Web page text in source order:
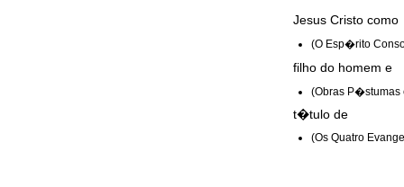
Jesus Cristo como
(O Esp�rito
filho do homem e
(Obras P�stumas
t�tulo de
(Os Quatro